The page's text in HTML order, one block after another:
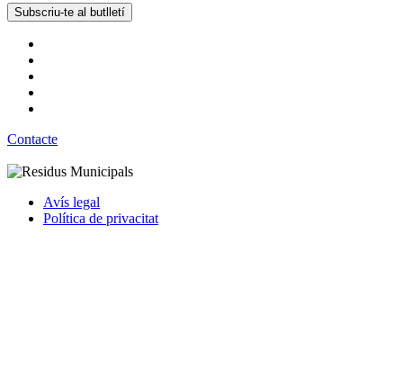
Subscriu-te al butlletí
Contacte
Avís legal
Política de privacitat